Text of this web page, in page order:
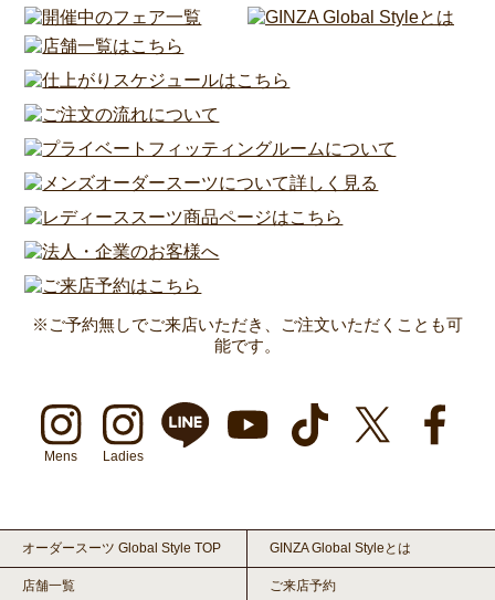
※ご予約無しでご来店いただき、ご注文いただくことも可
能です。
Mens Ladies
オーダースーツ Global Style TOP GINZA Global Styleとは
店舗一覧 ご来店予約